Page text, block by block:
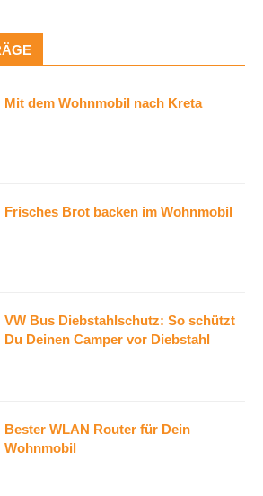
Mit dem Wohnmobil nach Kreta
Frisches Brot backen im Wohnmobil
VW Bus Diebstahlschutz: So schützt
Du Deinen Camper vor Diebstahl
Bester WLAN Router für Dein
Wohnmobil